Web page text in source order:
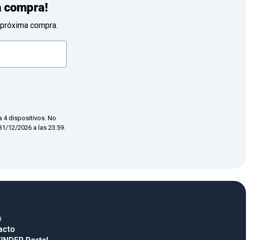
compra.
4 dispositivos. No
12/2026 a las 23:59.